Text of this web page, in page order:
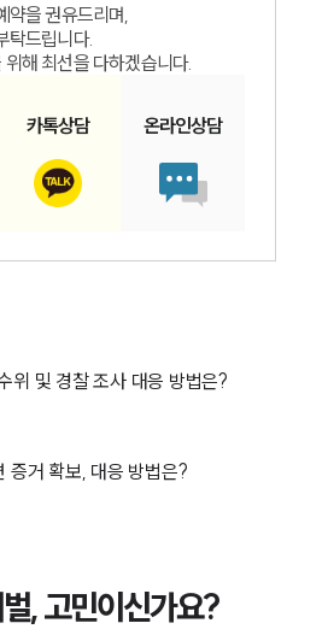
약을 권유드리며,
탁드립니다.
해 최선을 다하겠습니다.
카톡상담 온라인상담
위 및 경찰 조사 대응 방법은?
증거 확보, 대응 방법은?
, 고민이신가요?